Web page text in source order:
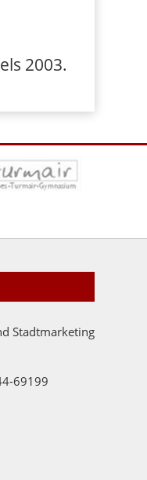
2003.
Stadtmarketing
69199